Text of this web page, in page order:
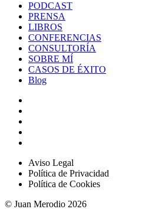
PODCAST
PRENSA
LIBROS
CONFERENCIAS
CONSULTORÍA
SOBRE MÍ
CASOS DE ÉXITO
Blog
Aviso Legal
Política de Privacidad
Política de Cookies
© Juan Merodio 2026